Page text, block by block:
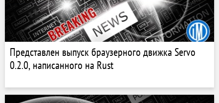
Представлен выпуск браузерного движка Servo
0.2.0, написанного на Rust